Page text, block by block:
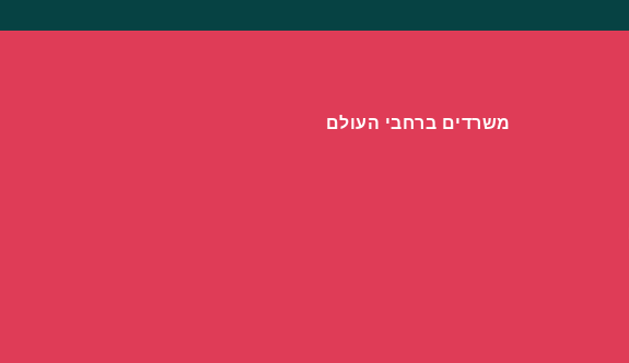
משרדים ברחבי העולם